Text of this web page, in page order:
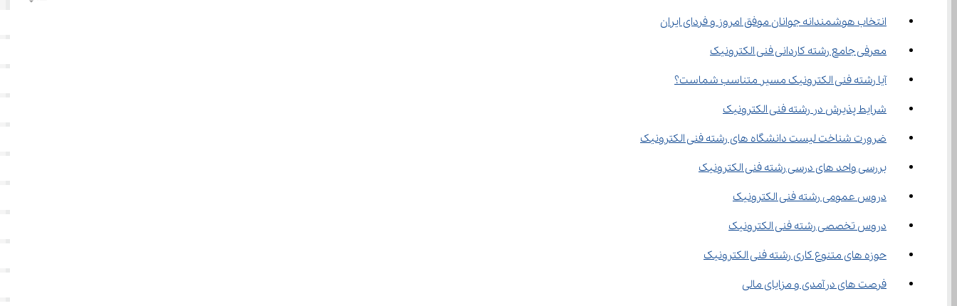
انتخاب هوشمندانه جوانان موفق امروز و فردای ایران
معرفی جامع رشته کاردانی فنی الکترونیک
آیا رشته فنی الکترونیک مسیر متناسب شماست؟
شرایط پذیرش در رشته فنی الکترونیک
ضرورت شناخت لیست دانشگاه های رشته فنی الکترونیک
بررسی واحد های درسی رشته فنی الکترونیک
دروس عمومی رشته فنی الکترونیک
دروس تخصصی رشته فنی الکترونیک
حوزه های متنوع کاری رشته فنی الکترونیک
فرصت های درآمدی و مزایای مالی